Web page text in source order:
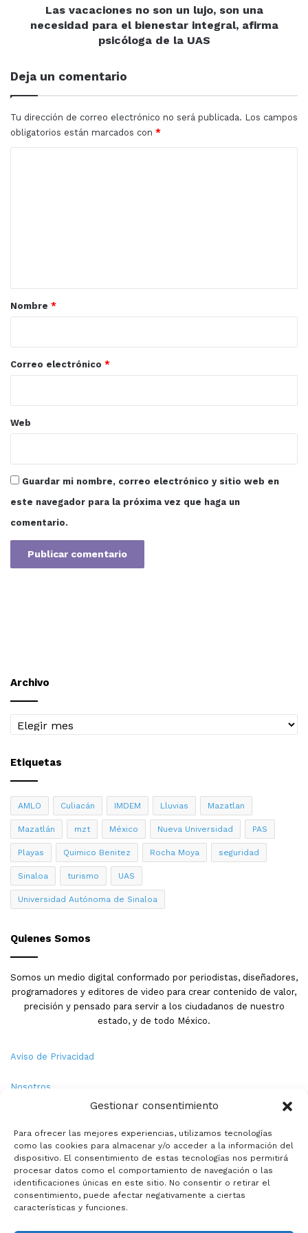
Gestionar consentimiento
Para ofrecer las mejores experiencias, utilizamos tecnologías
como las cookies para almacenar y/o acceder a la información del
dispositivo. El consentimiento de estas tecnologías nos permitirá
procesar datos como el comportamiento de navegación o las
identificaciones únicas en este sitio. No consentir o retirar el
consentimiento, puede afectar negativamente a ciertas
características y funciones.
pesos para construir oficinas en el Palacio Municipal…
y cancelaron el proyecto por “no ser prioritario”. Al
parecer, para el gobierno local es más importante
públicos o facilitarle la vida a los mazatlecos.
psicóloga
de
Las vacaciones no son un lujo, son una
necesidad para el bienestar integral, afirma
psicóloga de la UAS
Deja un comentario
Tu dirección de correo electrónico no será publicada. Los campos
obligatorios están marcados con *
r
*
Nombre *
Correo electrónico *
Web
Guardar mi nombre, correo electrónico y sitio web en
este navegador para la próxima vez que haga un
comentario.
Archivo
Archivo
Etiquetas
AMLO Culiacán IMDEM Lluvias Mazatlan
Mazatlán mzt México Nueva Universidad PAS
Playas Quimico Benitez Rocha Moya seguridad
Sinaloa turismo UAS
Universidad Autónoma de Sinaloa
Quienes Somos
Somos un medio digital conformado por periodistas, diseñadores,
programadores y editores de video para crear contenido de valor,
precisión y pensado para servir a los ciudadanos de nuestro
estado, y de todo México.
Aviso de Privacidad
Nosotros
Política de Cookies
Contacto